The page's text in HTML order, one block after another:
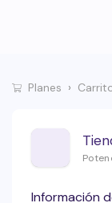
Planes
Información